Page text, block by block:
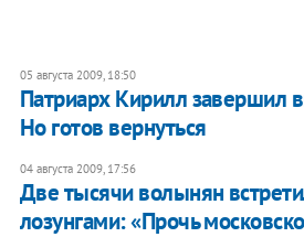
05 августа 2009, 18:50
Патриарх Кирилл завершил
Но готов вернуться
04 августа 2009, 17:56
Две тысячи волынян
лозунгами: «Прочь